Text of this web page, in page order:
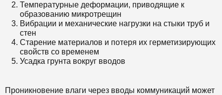
Температурные деформации, приводящие к
образованию микротрещин
Вибрации и механические нагрузки на стыки труб и
стен
Старение материалов и потеря их герметизирующих
свойств со временем
Усадка грунта вокруг вводов
Проникновение влаги через вводы коммуникаций может